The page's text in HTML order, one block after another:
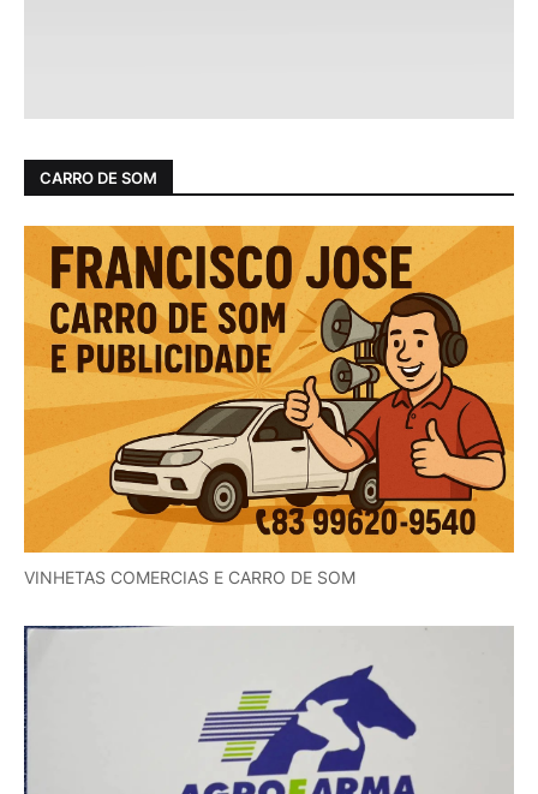
CARRO DE SOM
VINHETAS COMERCIAS E CARRO DE SOM